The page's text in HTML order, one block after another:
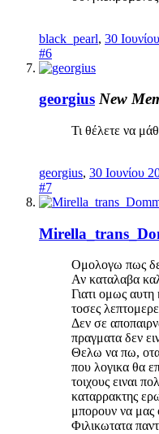
black_pearl, 30
#6
georgius New
Τι θέλετε να
georgius, 30 Ιουνίου
#7
Ομολογω πως
Αν καταλαβα
Γιατι ομως αυτη
τοσες
Δεν σε
πραγματα δεν
Θελω να πω,
που λογικα θα
τοιχους ειναι
καταρρακτης
μπορουν να
Φιλικωτατα